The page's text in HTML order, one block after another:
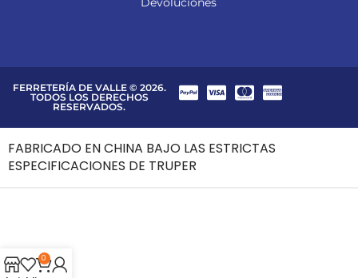
FERRETERÍA DE VALLE © 2026.
TODOS LOS DERECHOS
RESERVADOS.
0
FABRICADO EN CHINA BAJO LAS ESTRICTAS
ESPECIFICACIONES DE TRUPER